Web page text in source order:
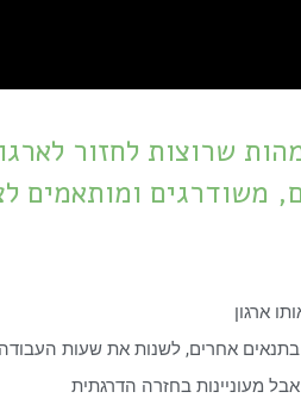
שרוצות לחזור
משודרגים ומותאמים
ארגון
בתנאים אחרים, לשנות את שעות
מעוניינות בחזרה הדרגתית